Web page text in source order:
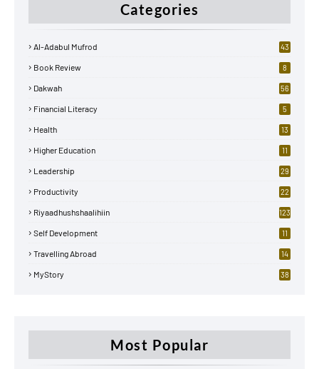
Categories
Al-Adabul Mufrod 43
Book Review 8
Dakwah 56
Financial Literacy 5
Health 13
Higher Education 11
Leadership 29
Productivity 22
Riyaadhushshaalihiin 123
Self Development 11
Travelling Abroad 14
MyStory 38
Most Popular